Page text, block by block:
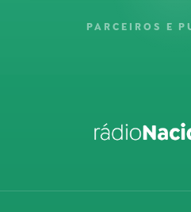
PARCEIROS E